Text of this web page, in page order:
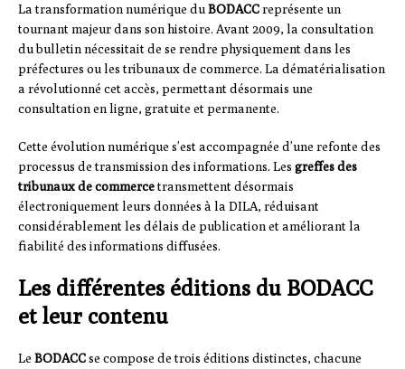
La transformation numérique duBODACCreprésente un
tournant majeur dans son histoire. Avant 2009, la consultation
du bulletin nécessitait de se rendre physiquement dans les
préfectures ou les tribunaux de commerce. La dématérialisation
a révolutionné cet accès, permettant désormais une
consultation en ligne, gratuite et permanente.
Cette évolution numérique s’est accompagnée d’une refonte des
processus de transmission des informations. Les greffes des
tribunaux de commercetransmettent désormais
électroniquement leurs données à la DILA, réduisant
considérablement les délais de publication et améliorant la
fiabilité des informations diffusées.
Les différentes éditions du BODACC
et leur contenu
Le BODACCse compose de trois éditions distinctes, chacune